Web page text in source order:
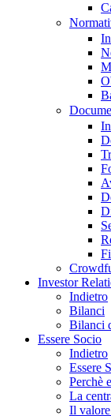
Investor
Indietro
Bilanci
Bilanci
Essere Socio
Indietro
Essere
Perchè
La
Il